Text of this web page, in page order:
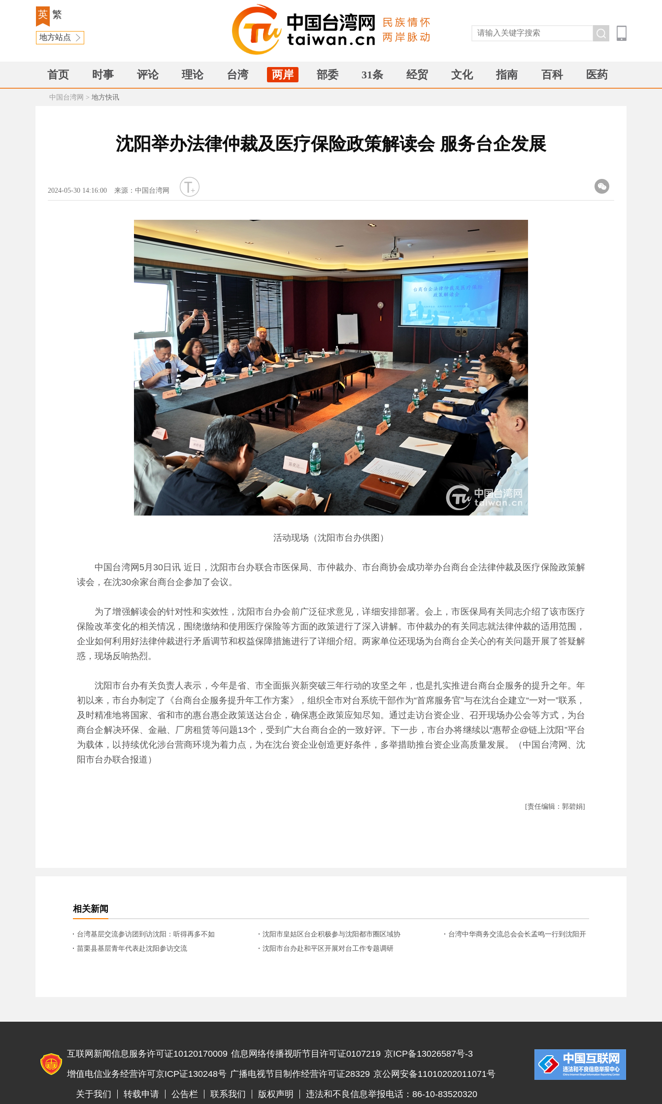
英 繁
地方站点
首页 时事 评论 理论 台湾 两岸 部委 31条 经贸 文化 指南 百科 医药
中国台湾网 > 地方快讯
沈阳举办法律仲裁及医疗保险政策解读会 服务台企发展
2024-05-30 14:16:00 来源：中国台湾网
字号
活动现场（沈阳市台办供图）
中国台湾网5月30日讯 近日，沈阳市台办联合市医保局、市仲裁办、市台商协会成功举办台商台企法律仲裁及医疗保险政策解
读会，在沈30余家台商台企参加了会议。
为了增强解读会的针对性和实效性，沈阳市台办会前广泛征求意见，详细安排部署。会上，市医保局有关同志介绍了该市医疗
保险改革变化的相关情况，围绕缴纳和使用医疗保险等方面的政策进行了深入讲解。市仲裁办的有关同志就法律仲裁的适用范围，
企业如何利用好法律仲裁进行矛盾调节和权益保障措施进行了详细介绍。两家单位还现场为台商台企关心的有关问题开展了答疑解
惑，现场反响热烈。
沈阳市台办有关负责人表示，今年是省、市全面振兴新突破三年行动的攻坚之年，也是扎实推进台商台企服务的提升之年。年
初以来，市台办制定了《台商台企服务提升年工作方案》，组织全市对台系统干部作为“首席服务官”与在沈台企建立“一对一”联系，
及时精准地将国家、省和市的惠台惠企政策送达台企，确保惠企政策应知尽知。通过走访台资企业、召开现场办公会等方式，为台
商台企解决环保、金融、厂房租赁等问题13个，受到广大台商台企的一致好评。下一步，市台办将继续以“惠帮企@链上沈阳”平台
为载体，以持续优化涉台营商环境为着力点，为在沈台资企业创造更好条件，多举措助推台资企业高质量发展。（中国台湾网、沈
阳市台办联合报道）
[责任编辑：郭碧娟]
相关新闻
台湾基层交流参访团到访沈阳：听得再多不如
实地看看
沈阳市皇姑区台企积极参与沈阳都市圈区域协
同发展
台湾中华商务交流总会会长孟鸣一行到沈阳开
苗栗县基层青年代表赴沈阳参访交流 沈阳市台办赴和平区开展对台工作专题调研
互联网新闻信息服务许可证10120170009 信息网络传播视听节目许可证0107219 京ICP备13026587号-3
增值电信业务经营许可京ICP证130248号 广播电视节目制作经营许可证28329 京公网安备11010202011071号
关于我们 转载申请 公告栏 联系我们 版权声明 违法和不良信息举报电话：86-10-83520320
违法和不良信息举报电话